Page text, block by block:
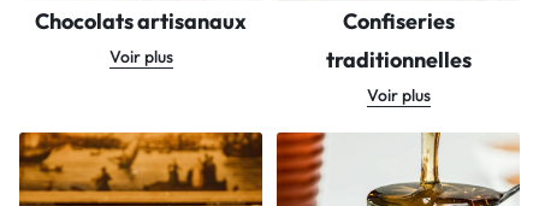
Chocolats artisanaux
Voir plus
Confiseries
traditionnelles
Voir plus